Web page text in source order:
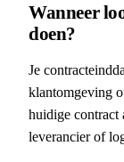
Wanneer
doen?
Je
klantomgeving
huidige contract
leverancier of